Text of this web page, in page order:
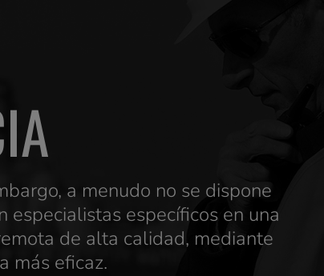
a menudo no se dispone
especialistas específicos en una
de alta calidad, mediante
más eficaz.